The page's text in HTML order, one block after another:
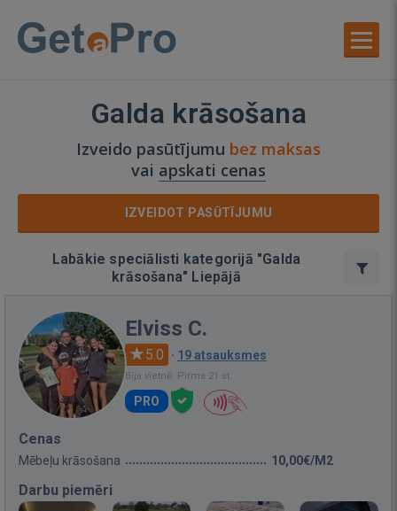
Galda krāsošana
Izveido pasūtījumu bez maksas
vai apskati cenas
IZVEIDOT PASŪTĪJUMU
Labākie speciālisti kategorijā "Galda
krāsošana" Liepājā
Elviss C.
5.0 · 19 atsauksmes
Bija vietnē: Pirms 21 st.
PRO
Cenas
Mēbeļu krāsošana 10,00€/M2
Darbu piemēri